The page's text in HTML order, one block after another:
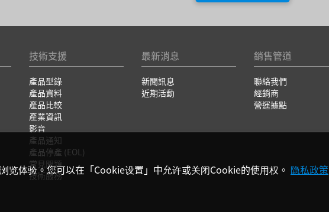
技術支援
產品型錄
產品資料
產品比較
產業資訊
影音
產品通知
產品停產 (EOL)
常見問題
技術服務
最新消息
新聞訊息
近期活動
銷售管道
聯絡我們
經銷商
營運據點
览体验。您可以在「Cookie设置」中允许或关闭Cookie的使用权。 隐私政策